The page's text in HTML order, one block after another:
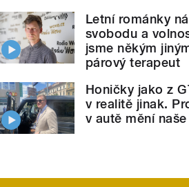
Letní románky
svobodu a
jsme někým
párový terapeut
Honičky jako z
v realitě jinak.
v autě mění